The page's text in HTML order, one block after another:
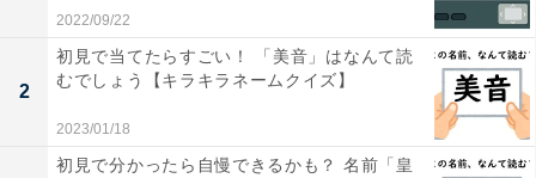
1
2022/09/22
2
初見で当てたらすごい！ 「美音」はなんて読
むでしょう【キラキラネームクイズ】
2023/01/18
初見で分かったら自慢できるかも？ 名前「皇